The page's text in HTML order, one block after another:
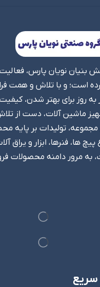
بنیان نویان پارس،
کرده است؛ و با تلاش و همت
به روز برای بهتر شدن،
ماشین آلات، دست از
تولیدات بر پایه
پیچ ها، فنرها، ابزار و یراق
به مرور دامنه محصولات